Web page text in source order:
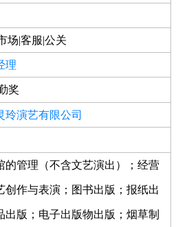
场|客服|公关
理
奖
玲演艺有限公司
的管理（不含文艺演出）；经营
创作与表演；图书出版；报纸出
出版；电子出版物出版；烟草制